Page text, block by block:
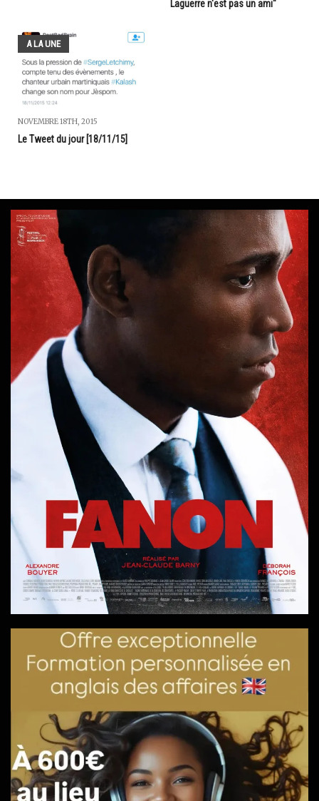
Laguerre n'est pas un ami"
A LA UNE
NOVEMBRE 18TH, 2015
Le Tweet du jour [18/11/15]